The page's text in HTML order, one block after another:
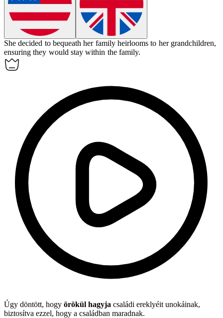
She decided to bequeath her family heirlooms to her grandchildren,
ensuring they would stay within the family.
Úgy döntött, hogy örökül hagyja családi ereklyéit unokáinak,
biztosítva ezzel, hogy a családban maradnak.